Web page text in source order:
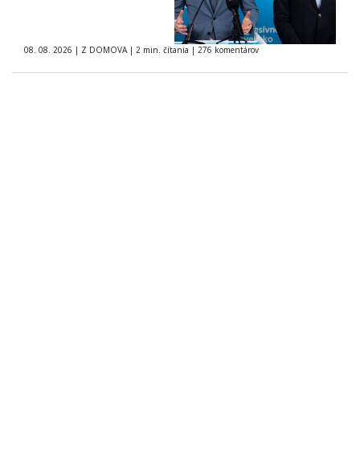
08. 08. 2026 | Z DOMOVA | 2 min. čítania | 276 komentárov